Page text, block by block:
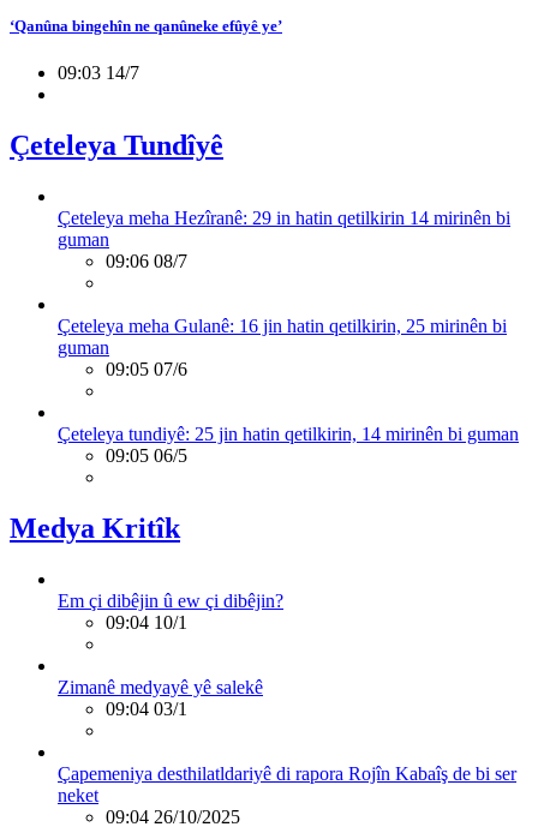
‘Qanûna bingehîn ne qanûneke efûyê ye’
09:03 14/7
Çeteleya Tundîyê
Çeteleya meha Hezîranê: 29 in hatin qetilkirin 14 mirinên bi
guman
09:06 08/7
Çeteleya meha Gulanê: 16 jin hatin qetilkirin, 25 mirinên bi
guman
09:05 07/6
Çeteleya tundiyê: 25 jin hatin qetilkirin, 14 mirinên bi guman
09:05 06/5
Medya Kritîk
Em çi dibêjin û ew çi dibêjin?
09:04 10/1
Zimanê medyayê yê salekê
09:04 03/1
Çapemeniya desthilatldariyê di rapora Rojîn Kabaîş de bi ser
neket
09:04 26/10/2025